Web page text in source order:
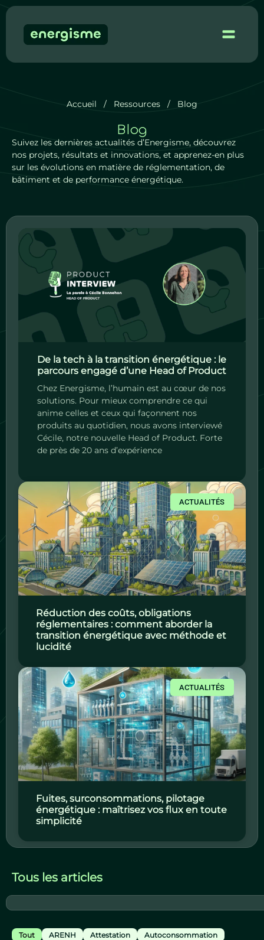
Accueil / Ressources / Blog
Blog
Suivez les dernières actualités d’Energisme, découvrez
nos projets, résultats et innovations, et apprenez-en plus
sur les évolutions en matière de réglementation, de
bâtiment et de performance énergétique.
De la tech à la transition énergétique : le
parcours engagé d’une Head of Product
Chez Energisme, l’humain est au cœur de nos
solutions. Pour mieux comprendre ce qui
anime celles et ceux qui façonnent nos
produits au quotidien, nous avons interviewé
Cécile, notre nouvelle Head of Product. Forte
de près de 20 ans d’expérience
ACTUALITÉS
Réduction des coûts, obligations
réglementaires : comment aborder la
transition énergétique avec méthode et
lucidité
ACTUALITÉS
Fuites, surconsommations, pilotage
énergétique : maîtrisez vos flux en toute
simplicité
Tous les articles
ARENH Attestation
Autoconsommation
Tout